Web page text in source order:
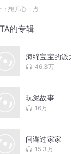
想开心一点
TA的专辑
海绵宝宝的派
46.3万
玩泥故事
16万
间谍过家家
15.3万